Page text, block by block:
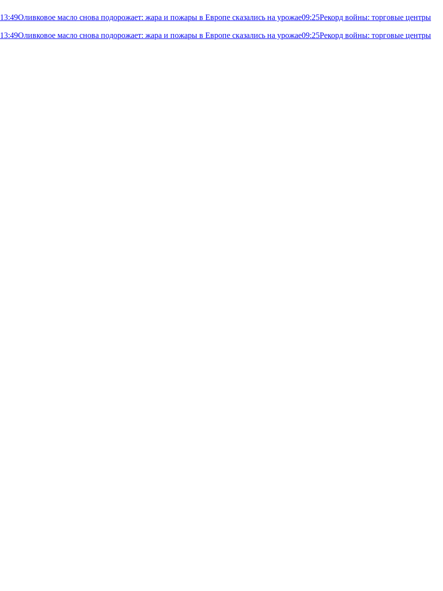
13:49Оливковое масло снова подорожает: жара и пожары в Европе сказались на урожае09:25Рекорд войны: торговые центры
13:49Оливковое масло снова подорожает: жара и пожары в Европе сказались на урожае09:25Рекорд войны: торговые центры